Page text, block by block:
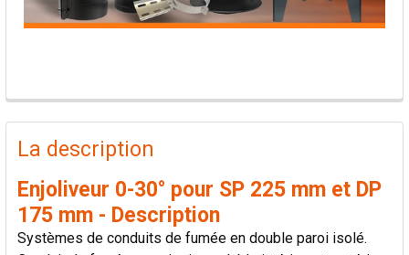
PRODUITS
FRÉQUEMMENT
ACHETÉS
SÉLECTIONNER
La description
Enjoliveur 0-30° pour SP 225 mm et DP
175 mm - Description
Systèmes de conduits de fumée en double paroi isolé.